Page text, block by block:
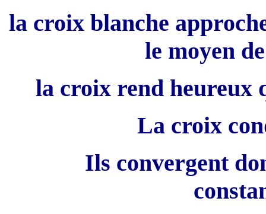
la croix blanche
le moyen
la croix rend heureux
La croix
Ils convergent donc